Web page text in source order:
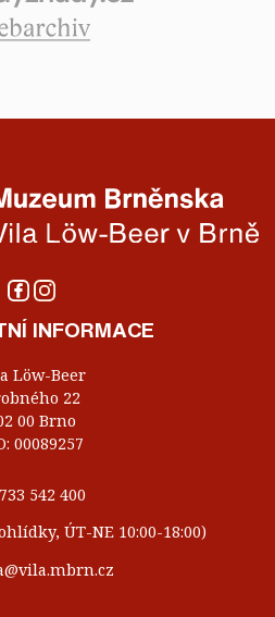
INFORMACE
Löw-Beer
22
00 Brno
00089257
733 542 400
ÚT-NE 10:00-18:00)